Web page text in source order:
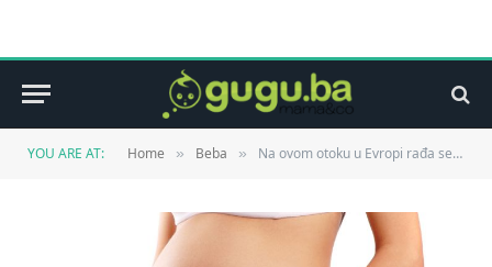
YOU ARE AT: Home » Beba » Na ovom otoku u Evropi rađa se najmanje djece na cijelom svijetu